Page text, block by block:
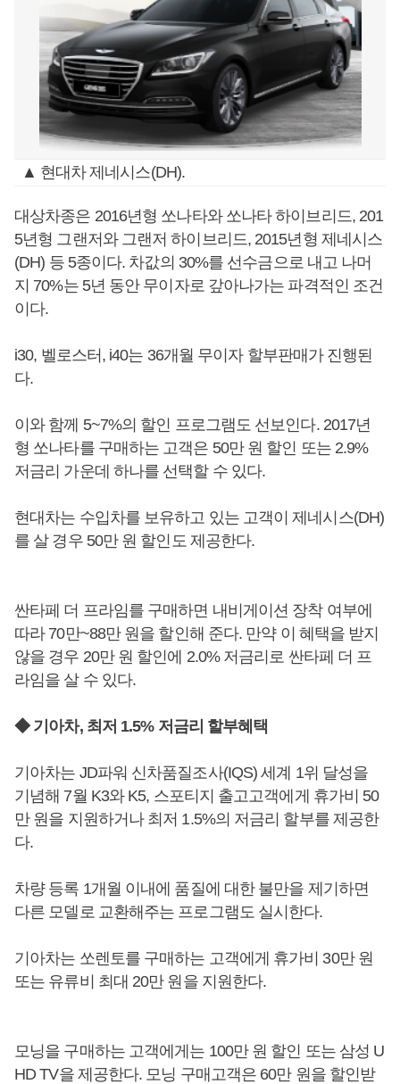
▲ 현대차 제네시스(DH).
대상차종은 2016년형 쏘나타와 쏘나타 하이브리드, 201
5년형 그랜저와 그랜저 하이브리드, 2015년형 제네시스
(DH) 등 5종이다. 차값의 30%를 선수금으로 내고 나머
지 70%는 5년 동안 무이자로 갚아나가는 파격적인 조건
이다.
i30, 벨로스터, i40는 36개월 무이자 할부판매가 진행된
다.
이와 함께 5~7%의 할인 프로그램도 선보인다. 2017년
형 쏘나타를 구매하는 고객은 50만 원 할인 또는 2.9%
저금리 가운데 하나를 선택할 수 있다.
현대차는 수입차를 보유하고 있는 고객이 제네시스(DH)
를 살 경우 50만 원 할인도 제공한다.
싼타페 더 프라임를 구매하면 내비게이션 장착 여부에
따라 70만~88만 원을 할인해 준다. 만약 이 혜택을 받지
않을 경우 20만 원 할인에 2.0% 저금리로 싼타페 더 프
라임을 살 수 있다.
◆ 기아차, 최저 1.5% 저금리 할부혜택
기아차는 JD파워 신차품질조사(IQS) 세계 1위 달성을
기념해 7월 K3와 K5, 스포티지 출고고객에게 휴가비 50
만 원을 지원하거나 최저 1.5%의 저금리 할부를 제공한
다.
차량 등록 1개월 이내에 품질에 대한 불만을 제기하면
다른 모델로 교환해주는 프로그램도 실시한다.
기아차는 쏘렌토를 구매하는 고객에게 휴가비 30만 원
또는 유류비 최대 20만 원을 지원한다.
모닝을 구매하는 고객에게는 100만 원 할인 또는 삼성 U
HD TV을 제공한다. 모닝 구매고객은 60만 원을 할인받